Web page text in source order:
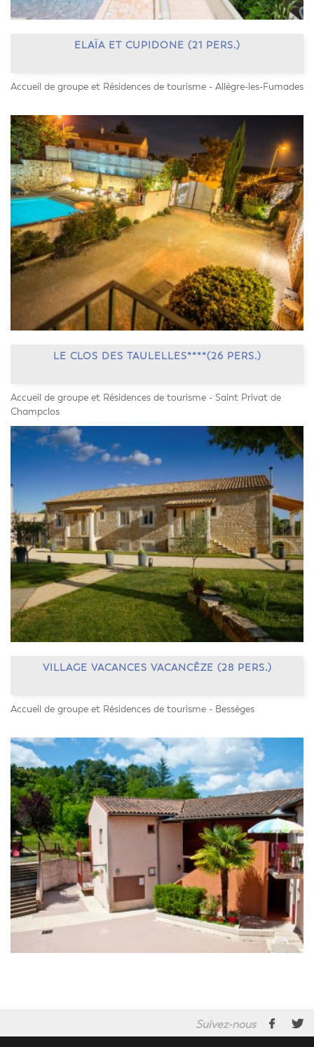
ELAÏA ET CUPIDONE (21 PERS.)
Accueil de groupe et Résidences de tourisme - Allègre-les-Fumades
LE CLOS DES TAULELLES****(26 PERS.)
Accueil de groupe et Résidences de tourisme - Saint Privat de
Champclos
VILLAGE VACANCES VACANCÈZE (28 PERS.)
Accueil de groupe et Résidences de tourisme - Bessèges
Suivez-nous